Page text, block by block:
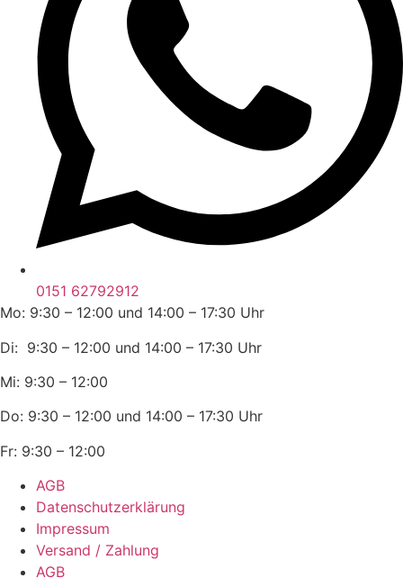
0151 62792912
Mo: 9:30 – 12:00 und 14:00 – 17:30 Uhr
Di: 9:30 – 12:00 und 14:00 – 17:30 Uhr
Mi: 9:30 – 12:00
Do: 9:30 – 12:00 und 14:00 – 17:30 Uhr
Fr: 9:30 – 12:00
AGB
Datenschutzerklärung
Impressum
Versand / Zahlung
AGB